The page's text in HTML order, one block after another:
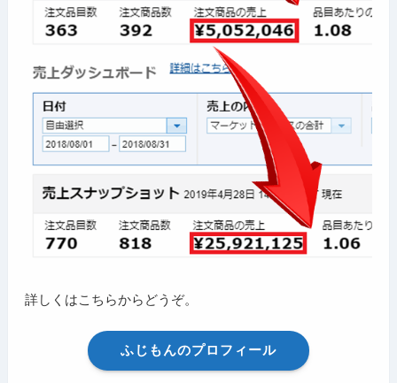
詳しくはこちらからどうぞ。
ふじもんのプロフィール